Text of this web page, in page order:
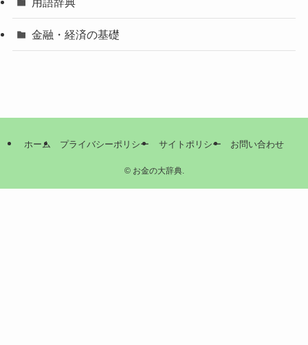
金融・経済の基礎
ホーム プライバシーポリシー サイトポリシー お問い合わせ
©お金の大辞典.